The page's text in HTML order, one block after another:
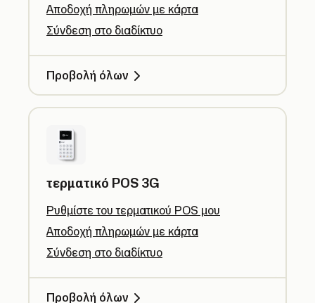
Αποδοχή πληρωμών με κάρτα
Σύνδεση στο διαδίκτυο
Προβολή όλων
τερματικό POS 3G
Ρυθμίστε του τερματικού POS μου
Αποδοχή πληρωμών με κάρτα
Σύνδεση στο διαδίκτυο
Προβολή όλων